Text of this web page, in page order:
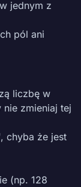
jednym z
pól ani
liczbę w
zmieniaj tej
chyba że jest
(np. 128